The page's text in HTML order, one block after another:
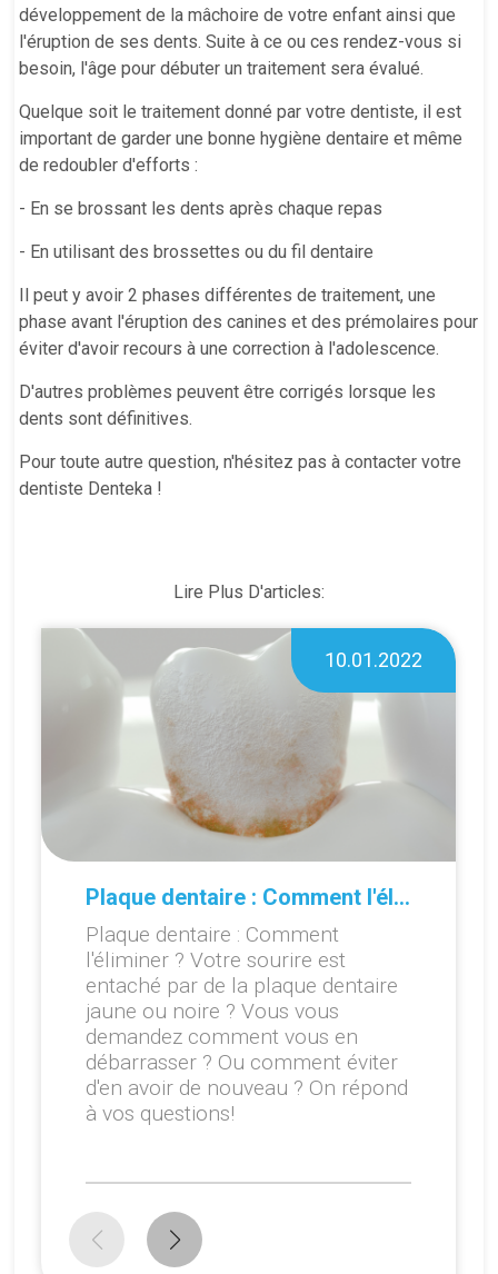
développement de la mâchoire de votre enfant ainsi que
l'éruption de ses dents. Suite à ce ou ces rendez-vous si
besoin, l'âge pour débuter un traitement sera évalué.
Quelque soit le traitement donné par votre dentiste, il est
important de garder une bonne hygiène dentaire et même
de redoubler d'efforts :
- En se brossant les dents après chaque repas
- En utilisant des brossettes ou du fil dentaire
Il peut y avoir 2 phases différentes de traitement, une
phase avant l'éruption des canines et des prémolaires pour
éviter d'avoir recours à une correction à l'adolescence.
D'autres problèmes peuvent être corrigés lorsque les
dents sont définitives.
Pour toute autre question, n'hésitez pas à contacter votre
dentiste Denteka !
Lire Plus D'articles:
10.01.2022
Plaque dentaire : Comment l'éliminer ?
Plaque dentaire : Comment
l'éliminer ? Votre sourire est
entaché par de la plaque dentaire
jaune ou noire ? Vous vous
demandez comment vous en
débarrasser ? Ou comment éviter
d'en avoir de nouveau ? On répond
à vos questions!